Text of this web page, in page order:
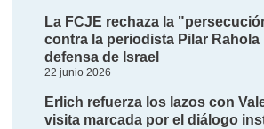
La FCJE rechaza la
contra la periodista Pilar Rahola
defensa de Israel
22 junio 2026
Erlich refuerza los lazos con
visita marcada por el diálogo